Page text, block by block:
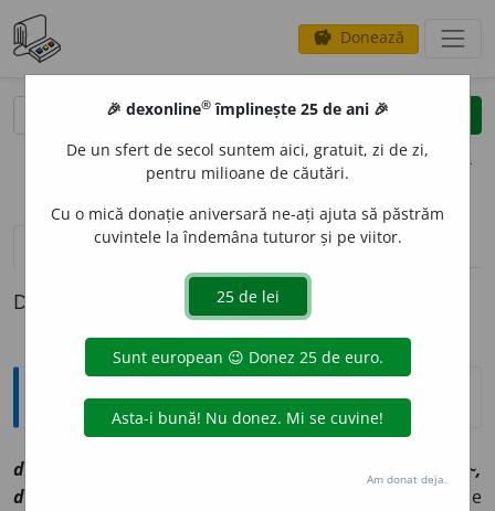
savings Donează
clear
opțiuni
definiții (1)
Definiția cu ID-ul 1056263:
Explicative DEX
deger
dig~,
digir~
ființe sau părți ale
🎉 dexonline® împlinește 25 de ani 🎉
De un sfert de secol suntem aici, gratuit, zi de zi,
pentru milioane de căutări.
Cu o mică donație aniversară ne-ați ajuta să păstrăm
cuvintele la îndemâna tuturor și pe viitor.
Am donat deja.